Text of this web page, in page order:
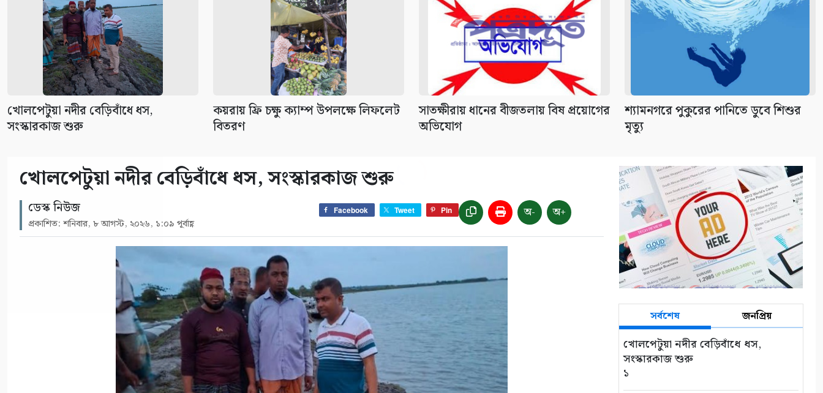
খোলপেটুয়া নদীর বেড়িবাঁধে ধস,
সংস্কারকাজ শুরু
কয়রায় ফ্রি চক্ষু ক্যাম্প উপলক্ষে লিফলেট
বিতরণ
সাতক্ষীরায় ধানের বীজতলায় বিষ প্রয়োগের
অভিযোগ
শ্যামনগরে পুকুরের পানিতে ডুবে শিশুর
মৃত্যু
খোলপেটুয়া নদীর বেড়িবাঁধে ধস, সংস্কারকাজ শুরু
ডেস্ক নিউজ
প্রকাশিত: শনিবার, ৮ আগস্ট, ২০২৬, ১:০৯ পূর্বাহ্ণ
Facebook Tweet Pin অ- অ+
সর্বশেষ জনপ্রিয়
খোলপেটুয়া নদীর বেড়িবাঁধে ধস,
সংস্কারকাজ শুরু
১